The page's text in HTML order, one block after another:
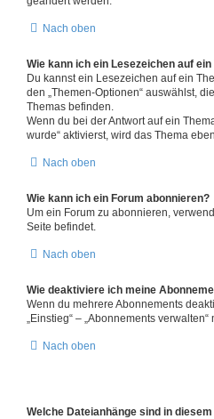
Nach oben
Wie kann ich ein Lesezeichen auf
Du kannst ein Lesezeichen auf ein
den „Themen-Optionen“ auswählst,
Themas befinden.
Wenn du bei der Antwort auf ein
wurde“ aktivierst, wird das Thema
Nach oben
Wie kann ich ein Forum abonnieren?
Um ein Forum zu abonnieren,
Seite befindet.
Nach oben
Wie deaktiviere ich meine
Wenn du mehrere Abonnements
„Einstieg“ – „Abonnements verwalten“
Nach oben
Welche Dateianhänge sind in